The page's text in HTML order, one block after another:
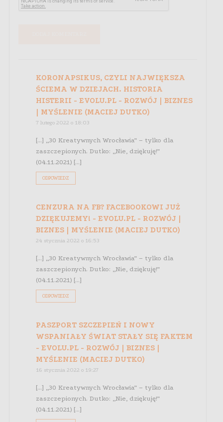
KORONAPSIKUS, CZYLI NAJWIĘKSZA
ŚCIEMA W DZIEJACH. HISTORIA
HISTERII - EVOLU.PL - ROZWÓJ | BIZNES
| MYŚLENIE (MACIEJ DUTKO)
7 lutego 2022 o 18:03
[…] „30 Kreatywnych Wrocławia” – tylko dla
zaszczepionych. Dutko: „Nie, dziękuję!”
(04.11.2021) […]
ODPOWIEDZ
CENZURA NA FB? FACEBOOKOWI JUŻ
DZIĘKUJEMY! - EVOLU.PL - ROZWÓJ |
BIZNES | MYŚLENIE (MACIEJ DUTKO)
24 stycznia 2022 o 16:53
[…] „30 Kreatywnych Wrocławia” – tylko dla
zaszczepionych. Dutko: „Nie, dziękuję!”
(04.11.2021) […]
ODPOWIEDZ
PASZPORT SZCZEPIEŃ I NOWY
WSPANIAŁY ŚWIAT STAŁY SIĘ FAKTEM
- EVOLU.PL - ROZWÓJ | BIZNES |
MYŚLENIE (MACIEJ DUTKO)
16 stycznia 2022 o 19:27
[…] „30 Kreatywnych Wrocławia” – tylko dla
zaszczepionych. Dutko: „Nie, dziękuję!”
(04.11.2021) […]